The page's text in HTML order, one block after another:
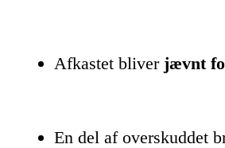
Afkastet bliver jævnt
En del af overskuddet